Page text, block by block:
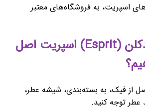
اسپریت، به فروشگاه‌های معتبر
چطور عطر و ادکلن (Esprit) اسپریت اصل
از فیک، به بسته‌بندی، شیشه عطر،
عطر توجه کنید.